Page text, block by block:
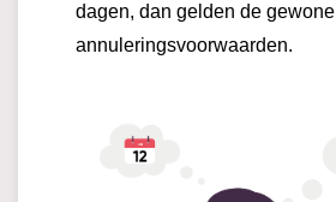
dagen, dan gelden de gewone
annuleringsvoorwaarden.